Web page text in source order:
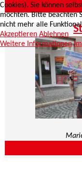
Cookies). Sie können
möchten. Bitte beachten
nicht mehr alle
Akzeptieren Ablehnen
Weitere Informationen